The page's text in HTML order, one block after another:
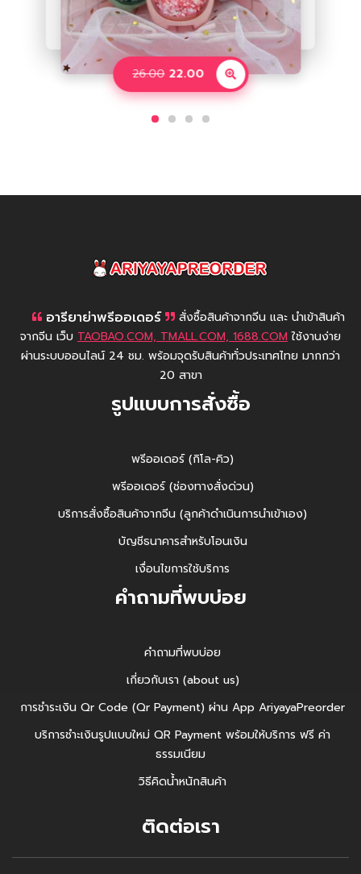
26.00 22.00
158.00
76.00
28.00
AriyayaPreorder
อารียาย่าพรีออเดอร์
สั่งซื้อสินค้าจากจีน และ นำเข้าสินค้า
จากจีน เว็บ TAOBAO.COM, TMALL.COM, 1688.COMใช้งานง่าย
ผ่านระบบออนไลน์ 24 ชม. พร้อมจุดรับสินค้าทั่วประเทศไทย มากกว่า
20 สาขา
รูปแบบการสั่งซื้อ
พรีออเดอร์ (กิโล-คิว)
พรีออเดอร์ (ช่องทางสั่งด่วน)
บริการสั่งซื้อสินค้าจากจีน (ลูกค้าดำเนินการนำเข้าเอง)
บัญชีธนาคารสำหรับโอนเงิน
เงื่อนไขการใช้บริการ
คำถามที่พบบ่อย
คำถามที่พบบ่อย
เกี่ยวกับเรา (about us)
การชำระเงิน Qr Code (Qr Payment) ผ่าน App AriyayaPreorder
บริการชำะเงินรูปแบบใหม่ QR Payment พร้อมให้บริการ ฟรี ค่า
ธรรมเนียม
วิธีคิดน้ำหนักสินค้า
ติดต่อเรา